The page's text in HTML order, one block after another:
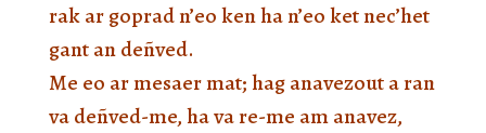
rak ar goprad n’eo ken ha n’eo ket nec’het
gant an deñved.
Me eo ar mesaer mat; hag anavezout a ran
va deñved-me, ha va re-me am anavez,